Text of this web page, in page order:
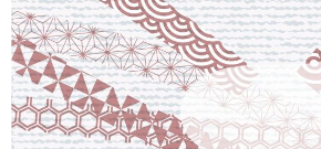
暮らし
スポーツ・東京2020